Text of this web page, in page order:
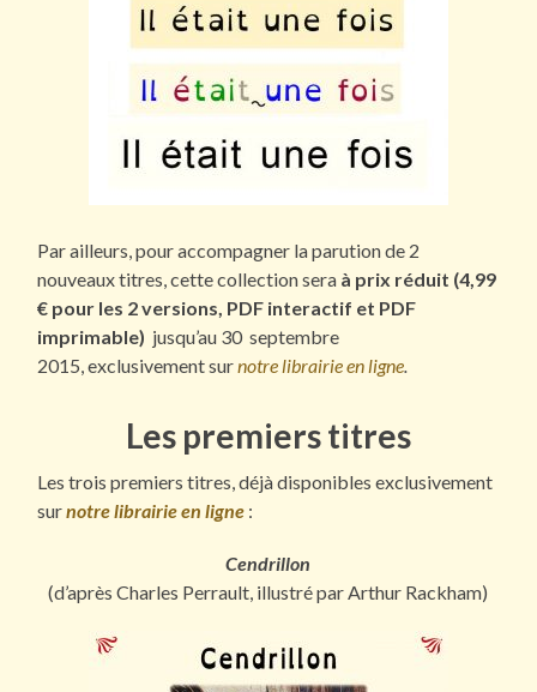
Par ailleurs, pour accompagner la parution de 2
nouveaux titres, cette collection sera à prix réduit (4,99
€ pour les 2 versions, PDF interactif et PDF
imprimable) jusqu’au 30 septembre
2015, exclusivement surnotre librairie en ligne.
Les premiers titres
Les trois premiers titres, déjà disponibles exclusivement
surnotre librairie en ligne :
Cendrillon
(d’après Charles Perrault, illustré par Arthur Rackham)